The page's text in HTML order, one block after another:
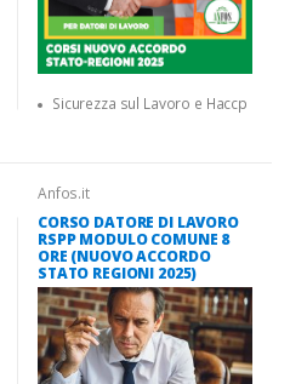
Sicurezza sul Lavoro e Haccp
Anfos.it
CORSO DATORE DI LAVORO
RSPP MODULO COMUNE 8
ORE (NUOVO ACCORDO
STATO REGIONI 2025)